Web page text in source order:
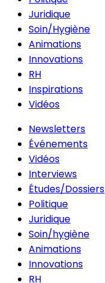
Juridique
Soin/Hygiène
Animations
Innovations
RH
Inspirations
Vidéos
Newsletters
Événements
Vidéos
Interviews
Études/Dossiers
Politique
Juridique
Soin/hygiène
Animations
Innovations
RH